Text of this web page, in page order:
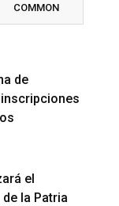
COMMON
de
el
la Patria